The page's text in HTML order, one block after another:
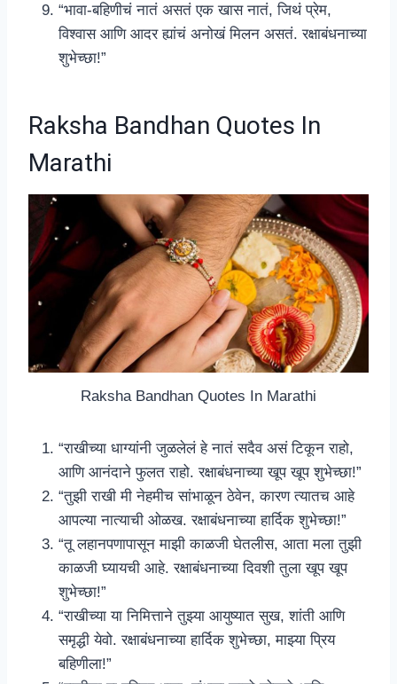
“भावा-बहिणीचं नातं असतं एक खास नातं, जिथं प्रेम,
विश्वास आणि आदर ह्यांचं अनोखं मिलन असतं. रक्षाबंधनाच्या
शुभेच्छा!”
Raksha Bandhan Quotes In
Marathi
Raksha Bandhan Quotes In Marathi
“राखीच्या धाग्यांनी जुळलेलं हे नातं सदैव असं टिकून राहो,
आणि आनंदाने फुलत राहो. रक्षाबंधनाच्या खूप खूप शुभेच्छा!”
“तुझी राखी मी नेहमीच सांभाळून ठेवेन, कारण त्यातच आहे
आपल्या नात्याची ओळख. रक्षाबंधनाच्या हार्दिक शुभेच्छा!”
“तू लहानपणापासून माझी काळजी घेतलीस, आता मला तुझी
काळजी घ्यायची आहे. रक्षाबंधनाच्या दिवशी तुला खूप खूप
शुभेच्छा!”
“राखीच्या या निमित्ताने तुझ्या आयुष्यात सुख, शांती आणि
समृद्धी येवो. रक्षाबंधनाच्या हार्दिक शुभेच्छा, माझ्या प्रिय
बहिणीला!”